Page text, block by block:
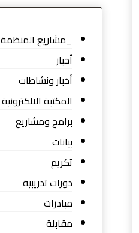
_مشاريع المنظمة
أخبار
أخبار ونشاطات
المكتبة الالكترونية
برامج ومشاريع
بيانات
تكريم
دورات تدريبية
مبادرات
مقابلة